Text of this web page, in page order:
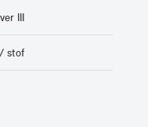
III
stof